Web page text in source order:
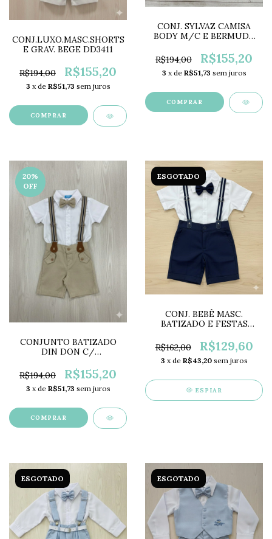
CONJ.LUXO.MASC.SHORTS
E GRAV. BEGE DD3411
R$194,00 R$155,20
3 x de R$51,73 sem juros
COMPRAR
CONJ. SYLVAZ CAMISA
BODY M/C E BERMUDA
R$194,00
R$155,20
3 x de R$51,73 sem juros
COMPRAR
20%
OFF
CONJUNTO BATIZADO
DIN DON C/
DD4306
R$194,00 R$155,20
3 x de R$51,73 sem juros
COMPRAR
ESGOTADO
CONJ. BEBÊ MASC.
BATIZADO E FESTAS
R$162,00
R$129,60
3 x de R$43,20 sem juros
ESPIAR
ESGOTADO ESGOTADO